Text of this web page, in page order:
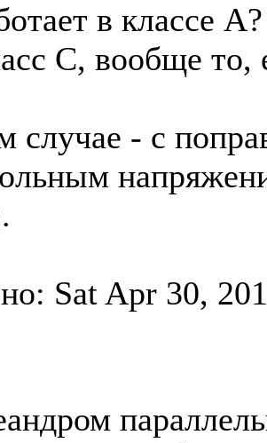
в классе
С, вообще то,
случае - с
Sat Apr 30,